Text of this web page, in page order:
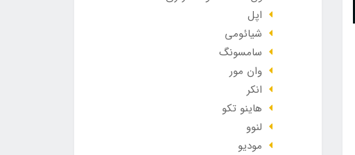
اپل
شیائومی
سامسونگ
وان مور
انکر
هاینو تکو
لنوو
مودیو